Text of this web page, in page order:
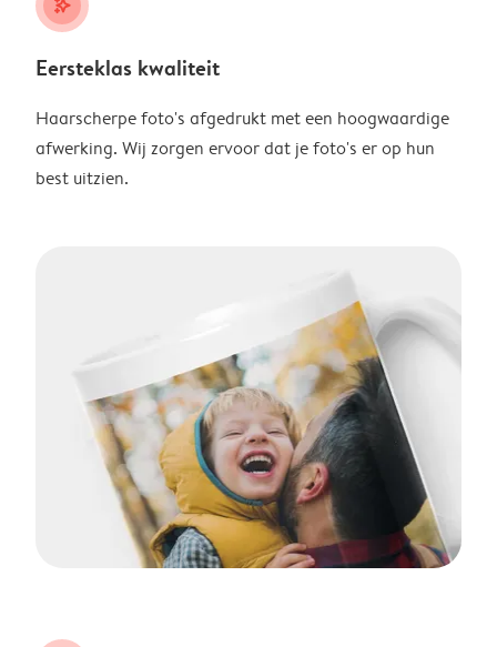
stars_plus
Eersteklas kwaliteit
Haarscherpe foto's afgedrukt met een hoogwaardige
afwerking. Wij zorgen ervoor dat je foto's er op hun
best uitzien.